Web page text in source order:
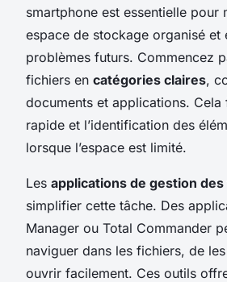
smartphone est essentielle pour
espace de stockage organisé et
problèmes futurs. Commencez
fichiers en catégories claires,
documents et applications. Cela
rapide et l’identification des
lorsque l’espace est limité.
Les applications de gestion
simplifier cette tâche. Des
Manager ou Total Commander
naviguer dans les fichiers, de
ouvrir facilement. Ces outils